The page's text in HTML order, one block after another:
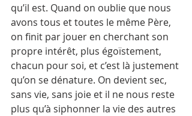
qu’il est. Quand on oublie que nous
avons tous et toutes le même Père,
on finit par jouer en cherchant son
propre intérêt, plus égoïstement,
chacun pour soi, et c’est là justement
qu’on se dénature. On devient sec,
sans vie, sans joie et il ne nous reste
plus qu’à siphonner la vie des autres